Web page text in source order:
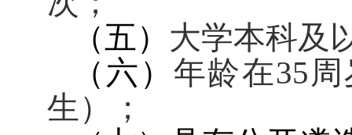
（五） 大学本科及
（六）年龄在35
生）；